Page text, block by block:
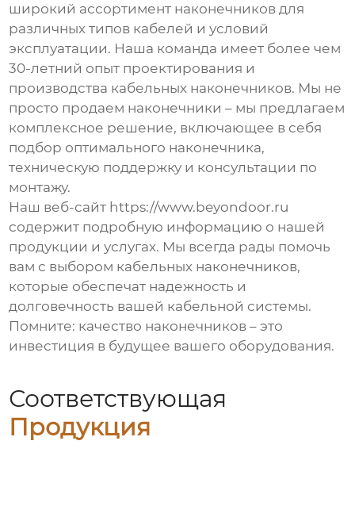
широкий ассортимент наконечников для
различных типов кабелей и условий
эксплуатации. Наша команда имеет более чем
30-летний опыт проектирования и
производства кабельных наконечников. Мы не
просто продаем наконечники – мы предлагаем
комплексное решение, включающее в себя
подбор оптимального наконечника,
техническую поддержку и консультации по
монтажу.
Наш веб-сайт https://www.beyondoor.ru
содержит подробную информацию о нашей
продукции и услугах. Мы всегда рады помочь
вам с выбором кабельных наконечников,
которые обеспечат надежность и
долговечность вашей кабельной системы.
Помните: качество наконечников – это
инвестиция в будущее вашего оборудования.
Соответствующая
Продукция